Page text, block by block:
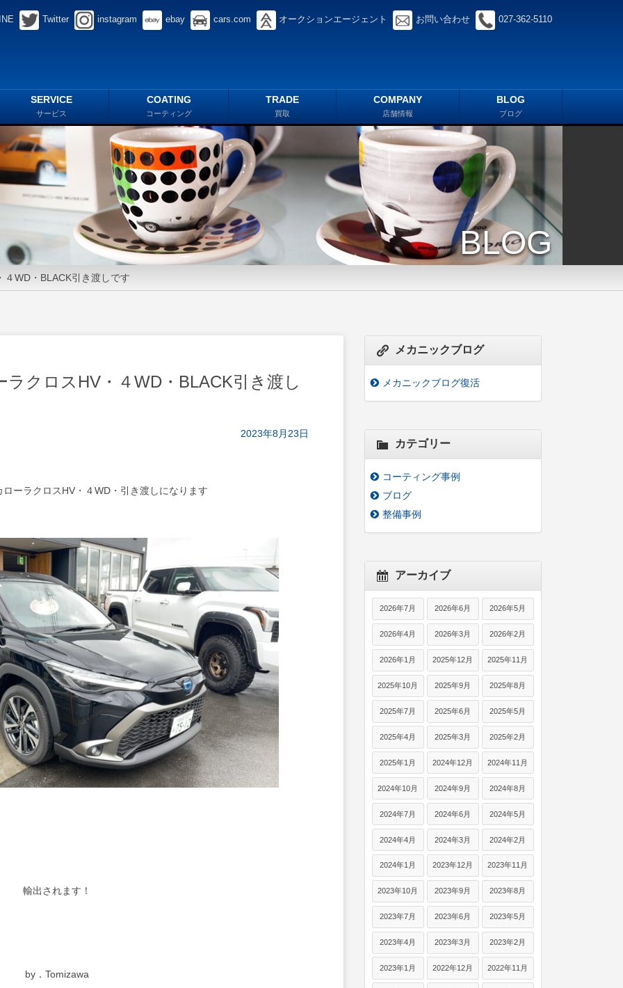
Twitter instagram ebay cars.com オークションエージェント お問い合わせ 027-362-5110
SERVICE
サービス
COATING
コーティング
TRADE
買取
COMPANY
店舗情報
BLOG
ブログ
BLOG
WD・BLACK引き渡しです
クロスHV・４WD・BLACK引き渡し
2023年8月23日
ーラクロスHV・４WD・引き渡しになります
輸出されます！
by．Tomizawa
メカニックブログ
メカニックブログ復活
カテゴリー
コーティング事例
ブログ
整備事例
アーカイブ
2026年7月 2026年6月 2026年5月
2026年4月 2026年3月 2026年2月
2026年1月 2025年12月 2025年11月
2025年10月 2025年9月 2025年8月
2025年7月 2025年6月 2025年5月
2025年4月 2025年3月 2025年2月
2025年1月 2024年12月 2024年11月
2024年10月 2024年9月 2024年8月
2024年7月 2024年6月 2024年5月
2024年4月 2024年3月 2024年2月
2024年1月 2023年12月 2023年11月
2023年10月 2023年9月 2023年8月
2023年7月 2023年6月 2023年5月
2023年4月 2023年3月 2023年2月
2023年1月 2022年12月 2022年11月